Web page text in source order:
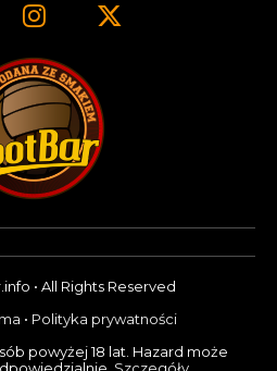
• All Rights Reserved
• Polityka prywatności
powyżej 18 lat. Hazard może
Szczegóły